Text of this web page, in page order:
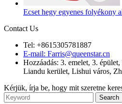
Ecset hegy egyenes folyékony
Contact Us
Tel: +8615305781887
E-mail: Farris@queenstar.cn
Hozzáadás: 3. emelet, 3.
Liandu kerület, Lishui város,
Kérjük, írja be, hogy mit szeretne